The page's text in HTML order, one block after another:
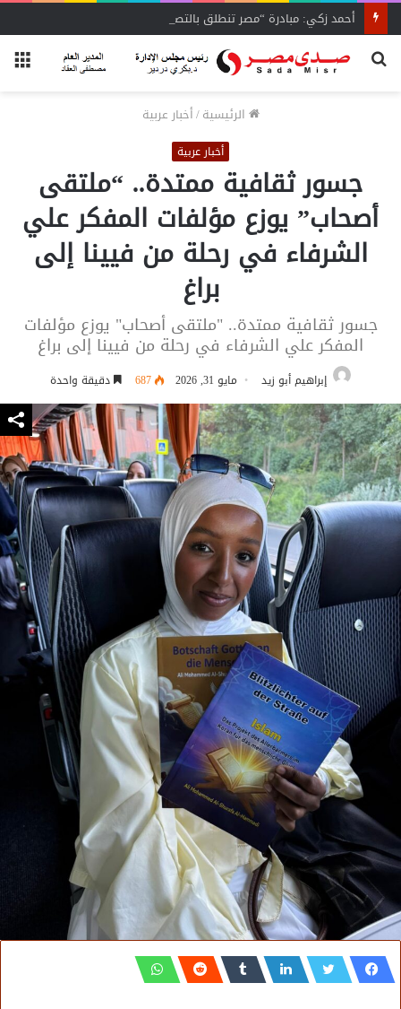
أحمد زكي: مبادرة “مصر تنطلق بالتصدير”
بحث
الرئيسية/أخبار عربية
أخبار عربية
جسور ثقافية ممتدة.. “ملتقى
أصحاب” يوزع مؤلفات المفكر علي
الشرفاء في رحلة من فيينا إلى
براغ
جسور ثقافية ممتدة.. "ملتقى أصحاب" يوزع مؤلفات
المفكر علي الشرفاء في رحلة من فيينا إلى براغ
إبراهيم أبو زيد مايو 31, 2026 687 دقيقة واحدة